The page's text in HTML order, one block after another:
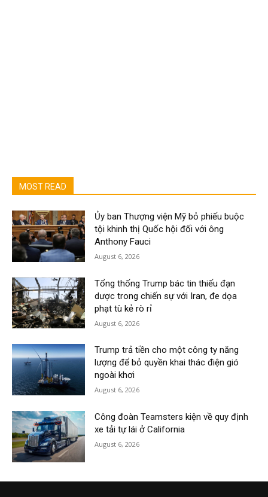
MOST READ
Ủy ban Thượng viện Mỹ bỏ phiếu buộc
tội khinh thị Quốc hội đối với ông
Anthony Fauci
August 6, 2026
Tổng thống Trump bác tin thiếu đạn
dược trong chiến sự với Iran, đe dọa
phạt tù kẻ rò rỉ
August 6, 2026
Trump trả tiền cho một công ty năng
lượng để bỏ quyền khai thác điện gió
ngoài khơi
August 6, 2026
Công đoàn Teamsters kiện về quy định
xe tải tự lái ở California
August 6, 2026